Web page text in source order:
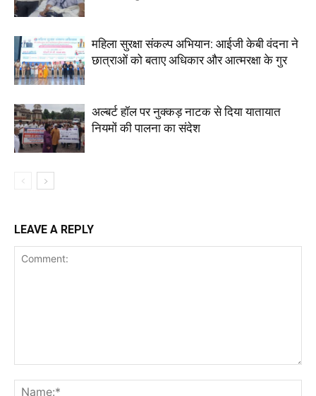
महिला सुरक्षा संकल्प अभियान: आईजी केबी वंदना ने
छात्राओं को बताए अधिकार और आत्मरक्षा के गुर
अल्बर्ट हॉल पर नुक्कड़ नाटक से दिया यातायात
नियमों की पालना का संदेश
LEAVE A REPLY